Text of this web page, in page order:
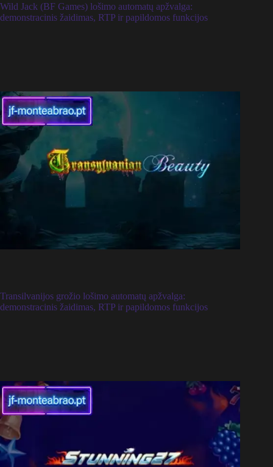
Wild Jack (BF Games) lošimo automatų apžvalga:
demonstracinis žaidimas, RTP ir papildomos funkcijos
Transilvanijos grožio lošimo automatų apžvalga:
demonstracinis žaidimas, RTP ir papildomos funkcijos